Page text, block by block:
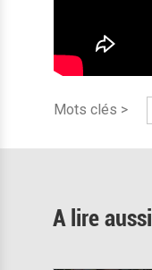
Mots clés >
A lire aussi